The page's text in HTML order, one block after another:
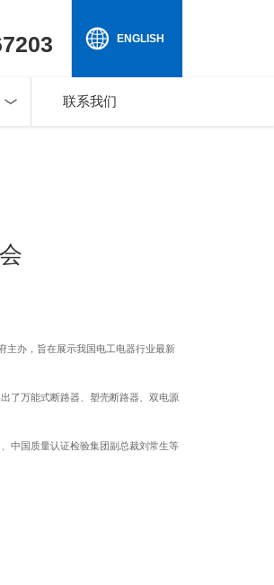
ENGLISH
联系我们
主办，旨在展示我国电工电器行业最新
了万能式断路器、塑壳断路器、双电源
中国质量认证检验集团副总裁刘常生等